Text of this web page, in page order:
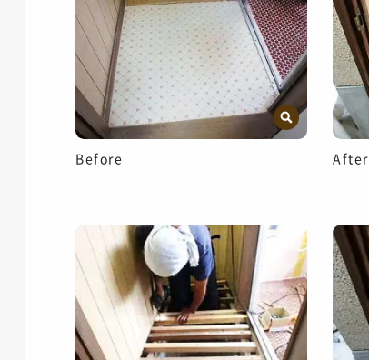
Before After